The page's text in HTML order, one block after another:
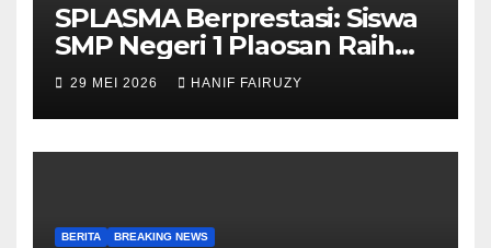
SPLASMA Berprestasi: Siswa
SMP Negeri 1 Plaosan Raih
Juara di O2SN Kabupaten
29 MEI 2026 HANIF FAIRUZY
BERITA BREAKING NEWS